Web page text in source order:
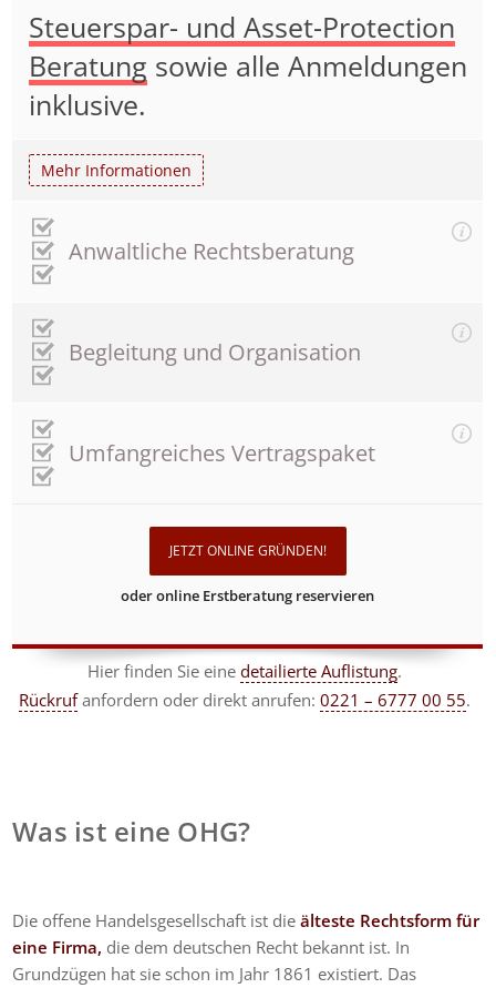
Steuerspar- und Asset-Protection
Beratung sowie alle Anmeldungen
inklusive.
Mehr Informationen
Anwaltliche Rechtsberatung
Begleitung und Organisation
Umfangreiches Vertragspaket
JETZT ONLINE GRÜNDEN!
oder online Erstberatung reservieren
Hier finden Sie einedetailierte Auflistung.
Rückrufanfordern oder direkt anrufen:0221 – 6777 00 55.
Was ist eine OHG?
Die offene Handelsgesellschaft ist dieälteste Rechtsform für
eine Firma, die dem deutschen Recht bekannt ist. In
Grundzügen hat sie schon im Jahr 1861 existiert. Das